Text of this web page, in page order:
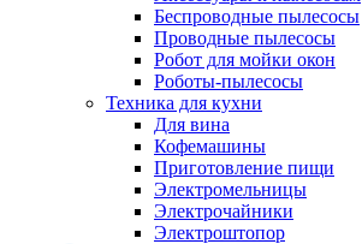
Беспроводные пылесосы
Проводные пылесосы
Робот для мойки окон
Роботы-пылесосы
Техника для кухни
Для вина
Кофемашины
Приготовление пищи
Электромельницы
Электрочайники
Электроштопор